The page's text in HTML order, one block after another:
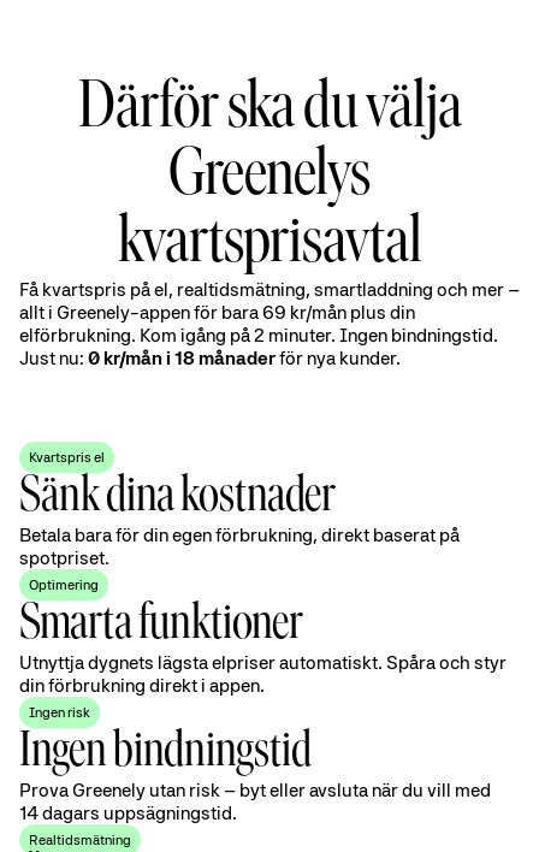
Därför ska du välja
Greenelys
kvartsprisavtal
Få kvartspris på el, realtidsmätning, smartladdning och mer –
allt i Greenely-appen för bara 69 kr/mån plus din
elförbrukning. Kom igång på 2 minuter. Ingen bindningstid.
Just nu: 0 kr/mån i 18 månaderför nya kunder.
Kvartspris el
Sänk dina kostnader
Betala bara för din egen förbrukning, direkt baserat på
spotpriset.
Optimering
Smarta funktioner
Utnyttja dygnets lägsta elpriser automatiskt. Spåra och styr
din förbrukning direkt i appen.
Ingen risk
Ingen bindningstid
Prova Greenely utan risk – byt eller avsluta när du vill med
14 dagars uppsägningstid.
Realtidsmätning